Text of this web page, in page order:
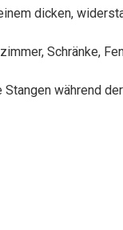
dicken,
Schränke,
während